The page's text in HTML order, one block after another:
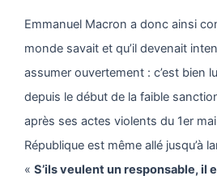
Emmanuel Macron a donc ainsi
monde savait et qu’il devenait
assumer ouvertement : c’est bien
depuis le début de la faible
après ses actes violents du 1er
République est même allé jusqu’à
« S’ils veulent un responsable, il